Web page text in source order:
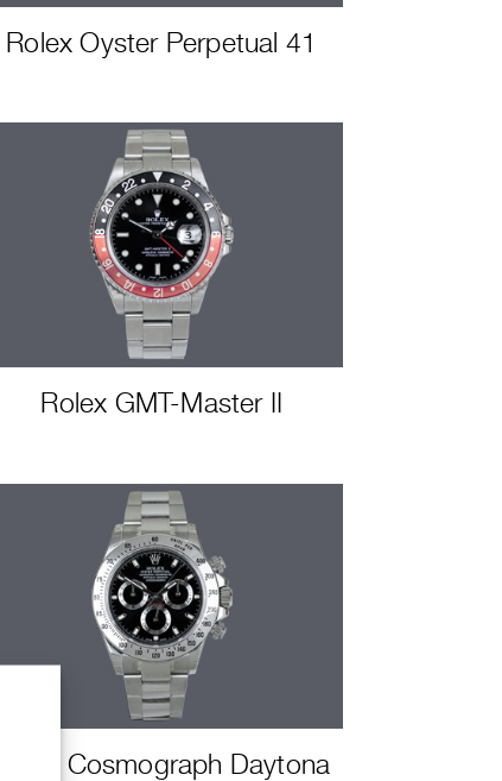
Rolex Oyster Perpetual 41
Rolex GMT-Master II
Rolex Cosmograph Daytona